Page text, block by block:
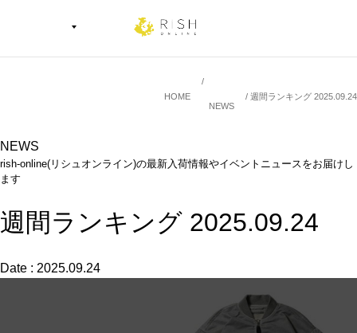
HOME
NEWS
週間ランキング 2025.09.24
NEWS
rish-online(リシュオンライン)の最新入荷情報やイベントニュースをお届けし
ます
週間ランキング 2025.09.24
Date : 2025.09.24